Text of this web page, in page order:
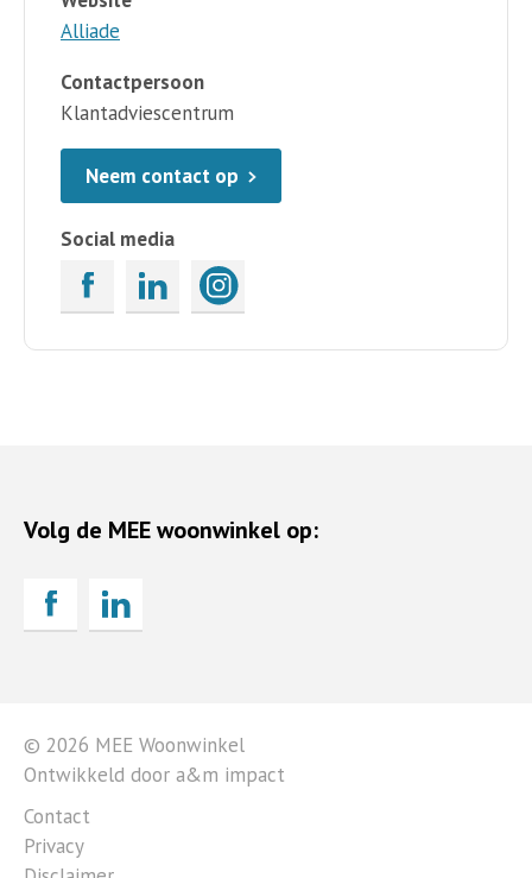
Alliade
Contactpersoon
Klantadviescentrum
Neem contact op
Social media
Volg de MEE woonwinkel op:
© 2026 MEE Woonwinkel
Ontwikkeld door a&m impact
Contact
Privacy